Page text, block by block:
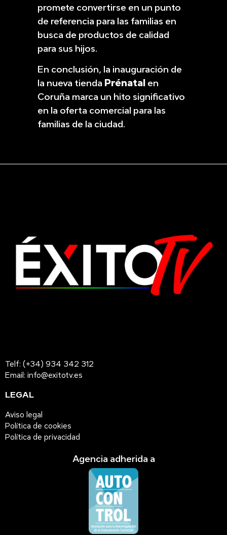
promete convertirse en un punto
de referencia para las familias en
busca de productos de calidad
para sus hijos.
En conclusión, la inauguración de
la nueva tienda Prénatal en
Coruña marca un hito significativo
en la oferta comercial para las
familias de la ciudad.
Telf: (+34) 934 342 312
Email: info@exitotv.es
LEGAL
Aviso legal
Política de cookies
Política de privacidad
Agencia adherida a